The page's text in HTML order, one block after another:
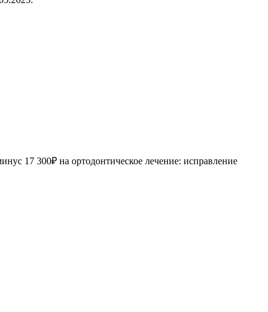
17 300₽ на ортодонтическое лечение: исправление